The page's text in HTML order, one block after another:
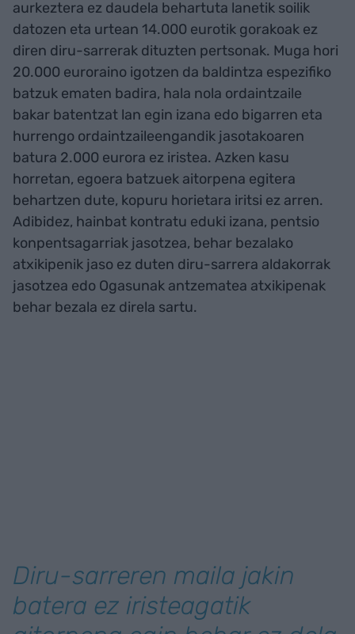
aurkeztera ez daudela behartuta lanetik soilik
datozen eta urtean 14.000 eurotik gorakoak ez
diren diru-sarrerak dituzten pertsonak. Muga hori
20.000 euroraino igotzen da baldintza espezifiko
batzuk ematen badira, hala nola ordaintzaile
bakar batentzat lan egin izana edo bigarren eta
hurrengo ordaintzaileengandik jasotakoaren
batura 2.000 eurora ez iristea. Azken kasu
horretan, egoera batzuek aitorpena egitera
behartzen dute, kopuru horietara iritsi ez arren.
Adibidez, hainbat kontratu eduki izana, pentsio
konpentsagarriak jasotzea, behar bezalako
atxikipenik jaso ez duten diru-sarrera aldakorrak
jasotzea edo Ogasunak antzematea atxikipenak
behar bezala ez direla sartu.
Diru-sarreren maila jakin
batera ez iristeagatik